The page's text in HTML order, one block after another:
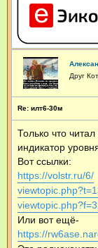
Друг
Re: илт6-30м
Только что
индикатор
Вот ссылки:
https://volstr.ru/6/
Или вот ещё-
https://